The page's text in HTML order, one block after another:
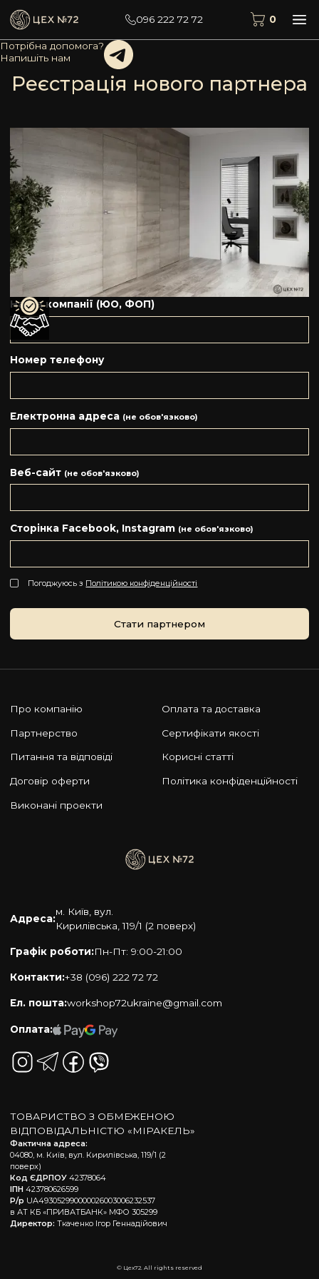
096 222 72 72 0
Потрібна допомога?
Напишіть нам
Реєстрація нового партнера
Назва компанії (ЮО, ФОП)
Номер телефону
Електронна адреса (не обов'язково)
Веб-сайт (не обов'язково)
Сторінка Facebook, Instagram (не обов'язково)
Погоджуюсь з Політикою конфіденційності
Про компанію Оплата та доставка
Партнерство Сертифікати якості
Питання та відповіді Корисні статті
Договір оферти Політика конфіденційності
Виконані проекти
Адреса:
м. Київ, вул.
Кирилівська, 119/1 (2 поверх)
Графік роботи:Пн-Пт: 9:00-21:00
Контакти:+38 (096) 222 72 72
Ел. пошта:workshop72ukraine@gmail.com
Оплата:
ТОВАРИСТВО З ОБМЕЖЕНОЮ
ВІДПОВІДАЛЬНІСТЮ «МІРАКЕЛЬ»
Фактична адреса:
04080, м. Київ, вул. Кирилівська, 119/1 (2
поверх)
Код ЄДРПОУ42378064
ІПН 423780626599
Р/р UA493052990000026003006232537
в АТ КБ «ПРИВАТБАНК» МФО 305299
Директор: Ткаченко Ігор Геннадійович
© Цех72. All rights reserved